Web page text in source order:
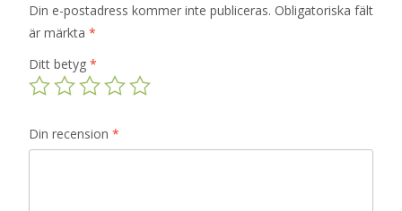
Din e-postadress kommer inte publiceras. Obligatoriska fält
är märkta *
Ditt betyg *
Din recension *